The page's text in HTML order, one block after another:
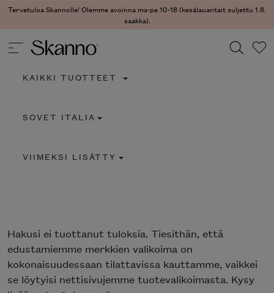
Tervetuloa Skannolle! Olemme avoinna ma-pe 10-18 (kesälauantait suljettu 1.8.
saakka).
Type 2 or more characters for results.
KAIKKI TUOTTEET
SOVET ITALIA
VIIMEKSI LISÄTTY
Hakusi ei tuottanut tuloksia. Tiesithän, että
edustamiemme merkkien valikoima on
kokonaisuudessaan tilattavissa kauttamme, vaikkei
se löytyisi nettisivujemme tuotevalikoimasta. Kysy